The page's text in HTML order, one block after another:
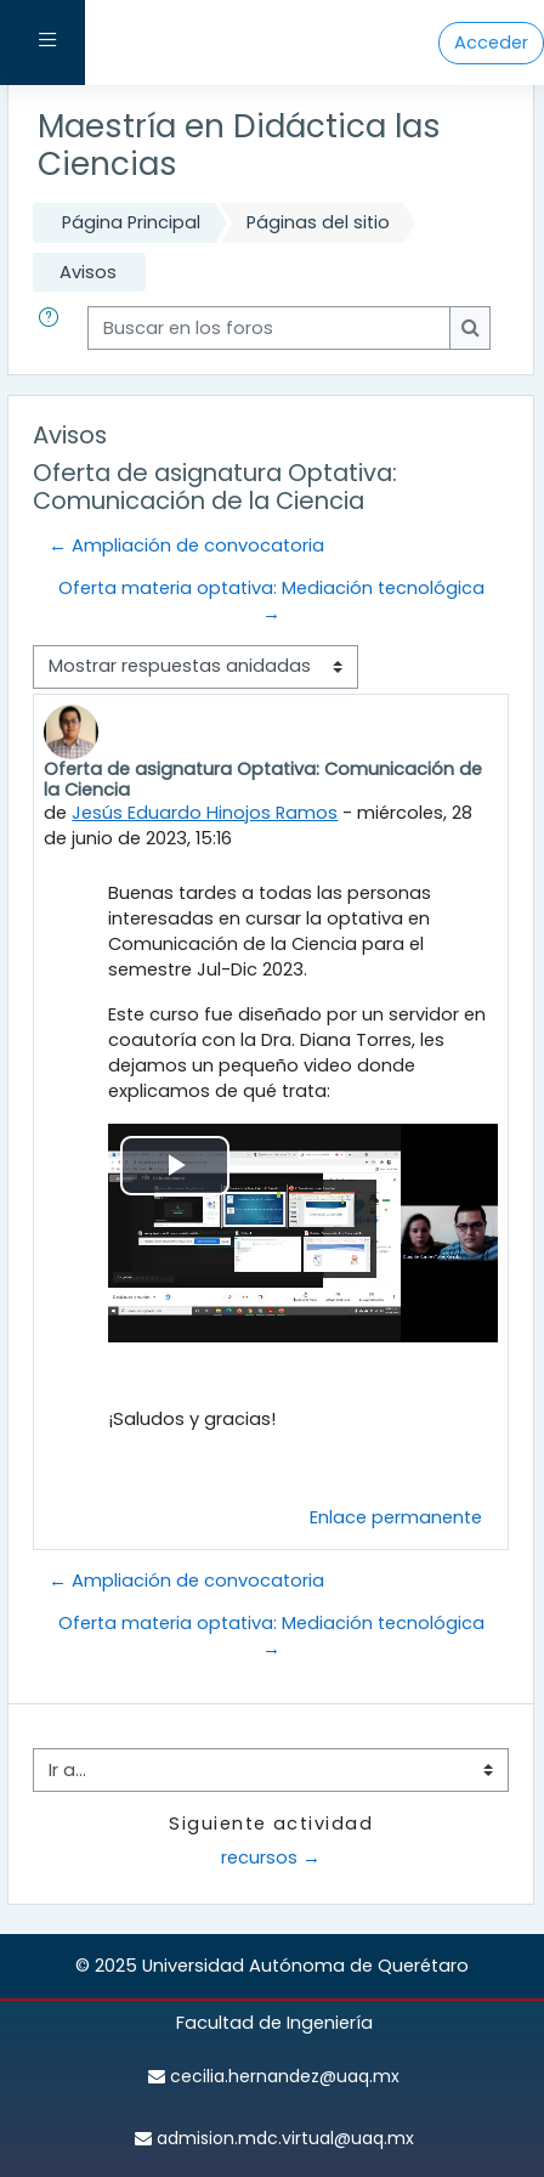
Panel lateral Acceder
Maestría en Didáctica las
Ciencias
Página Principal Páginas del sitio
Avisos
Buscar en los foros
Buscar
Avisos
Oferta de asignatura Optativa:
Comunicación de la Ciencia
← Ampliación de convocatoria
Oferta materia optativa: Mediación tecnológica
→
Mostrar modo
Oferta de asignatura Optativa: Comunicación de
la Ciencia
deJesús Eduardo Hinojos Ramos -miércoles, 28
de junio de 2023, 15:16
Número de respuestas: 0
Buenas tardes a todas las personas
interesadas en cursar la optativa en
Comunicación de la Ciencia para el
semestre Jul-Dic 2023.
Este curso fue diseñado por un servidor en
coautoría con la Dra. Diana Torres, les
dejamos un pequeño video donde
explicamos de qué trata:
R
e
p
o
c
i
V
í
e
o
¡Saludos y gracias!
Enlace permanente
← Ampliación de convocatoria
Oferta materia optativa: Mediación tecnológica
→
Ir a...
Siguiente actividad
recursos →
© 2025 Universidad Autónoma de Querétaro
Facultad de Ingeniería
cecilia.hernandez@uaq.mx
admision.mdc.virtual@uaq.mx